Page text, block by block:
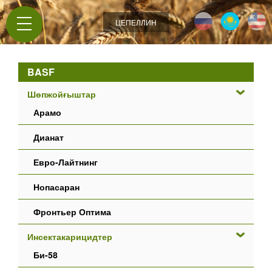
Jump to navigation
ЦЕПЕЛЛИН
BASF
Шөпжойғыштар
Арамо
Дианат
Евро-Лайтнинг
Нопасаран
Фронтьер Оптима
Инсектакарицидтер
Би-58